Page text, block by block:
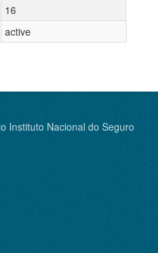
16
active
Instituto Nacional do Seguro